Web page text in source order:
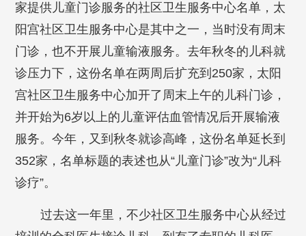
家提供儿童门诊服务的社区卫生服务中心名单，太
阳宫社区卫生服务中心是其中之一，当时没有周末
门诊，也不开展儿童输液服务。去年秋冬的儿科就
诊压力下，这份名单在两周后扩充到250家，太阳
宫社区卫生服务中心加开了周末上午的儿科门诊，
并开始为6岁以上的儿童评估血管情况后开展输液
服务。今年，又到秋冬就诊高峰，这份名单延长到
352家，名单标题的表述也从“儿童门诊”改为“儿科
诊疗”。
过去这一年里，不少社区卫生服务中心从经过